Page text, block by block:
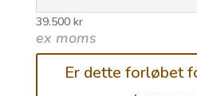
39.500 kr
ex moms
Er dette forløbet